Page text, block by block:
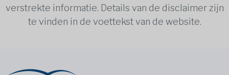
verstrekte informatie. Details van de disclaimer zijn
te vinden in de voettekst van de website.